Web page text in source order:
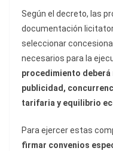
Según el decreto, las
documentación
seleccionar
necesarios para la
procedimiento
publicidad,
tarifaria y equilibrio
Para ejercer estas
firmar convenios